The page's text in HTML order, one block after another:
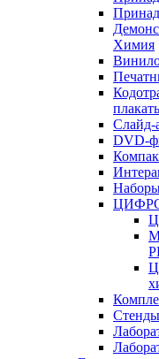
Химия
Слайд-
DVD-